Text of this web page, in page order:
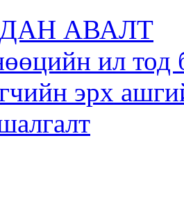
АВАЛТ
ил тод
эрх